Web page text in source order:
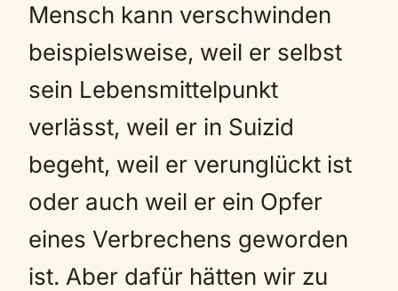
Mensch kann verschwinden
beispielsweise, weil er selbst
sein Lebensmittelpunkt
verlässt, weil er in Suizid
begeht, weil er verunglückt ist
oder auch weil er ein Opfer
eines Verbrechens geworden
ist. Aber dafür hätten wir zu